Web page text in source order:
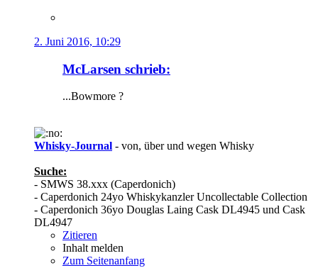
2. Juni 2016, 10:29
McLarsen schrieb:
...Bowmore ?
Whisky-Journal - von, über und wegen Whisky
Suche:
- SMWS 38.xxx (Caperdonich)
- Caperdonich 24yo Whiskykanzler Uncollectable Collection
- Caperdonich 36yo Douglas Laing Cask DL4945 und Cask
DL4947
Zitieren
Inhalt melden
Zum Seitenanfang